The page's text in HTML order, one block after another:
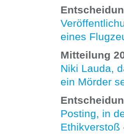
eines
Mitteilung
Niki Lauda,
ein Mörder
Posting, in
Ethikverstoß